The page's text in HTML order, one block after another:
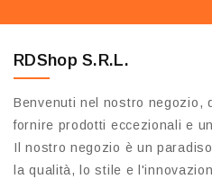
RDShop S.R.L.
Benvenuti nel nostro negozio,
fornire prodotti eccezionali e
Il nostro negozio è un
la qualità, lo stile e